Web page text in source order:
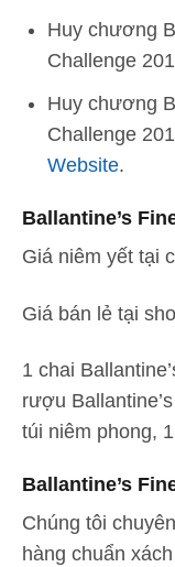
Huy chương
Challenge
Huy chương
Challenge
Website.
Ballantine’s
Giá niêm yết tại
Giá bán lẻ tại
1 chai
rượu
túi niêm phong,
Ballantine’s
Chúng tôi
hàng chuẩn